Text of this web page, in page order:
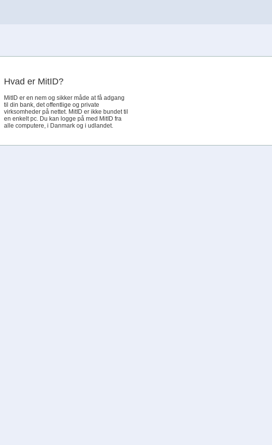
Hvad er MitID?
MitID er en nem og sikker måde at få adgang
til din bank, det offentlige og private
virksomheder på nettet. MitID er ikke bundet til
en enkelt pc. Du kan logge på med MitID fra
alle computere, i Danmark og i udlandet.